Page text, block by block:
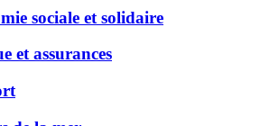
sociale et solidaire
et assurances